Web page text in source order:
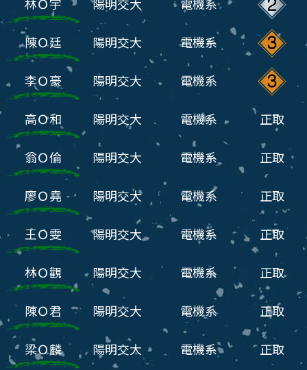
林Ｏ宇 陽明交大 電機系
陳Ｏ廷 陽明交大 電機系
李Ｏ豪 陽明交大 電機系
高Ｏ和 陽明交大 電機系 正取
翁Ｏ倫 陽明交大 電機系 正取
廖Ｏ堯 陽明交大 電機系 正取
王Ｏ雯 陽明交大 電機系 正取
林Ｏ觀 陽明交大 電機系 正取
陳Ｏ君 陽明交大 電機系 正取
梁Ｏ麟 陽明交大 電機系 正取